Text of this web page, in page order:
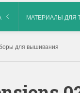
МАТЕРИАЛЫ ДЛЯ
для вышивания